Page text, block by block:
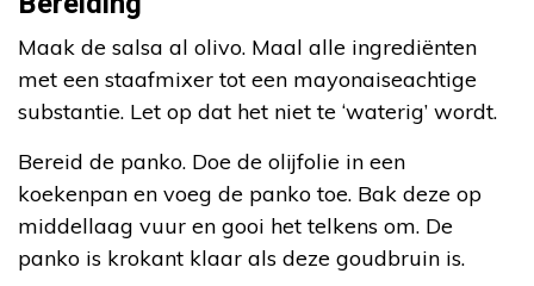
Maak de salsa al olivo. Maal alle ingrediënten
met een staafmixer tot een mayonaiseachtige
substantie. Let op dat het niet te ‘waterig’ wordt.
Bereid de panko. Doe de olijfolie in een
koekenpan en voeg de panko toe. Bak deze op
middellaag vuur en gooi het telkens om. De
panko is krokant klaar als deze goudbruin is.